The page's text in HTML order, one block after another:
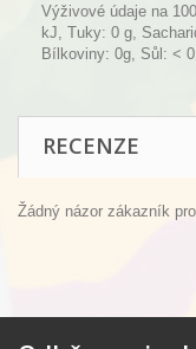
Výživové údaje na
kJ, Tuky: 0 g,
Bílkoviny: 0g, Sůl: <
RECENZE
Žádný názor zákazník